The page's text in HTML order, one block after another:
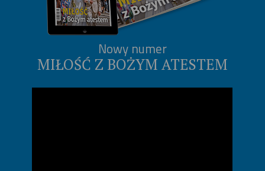
Nowy numer
MIŁOŚĆ Z BOŻYM ATESTEM